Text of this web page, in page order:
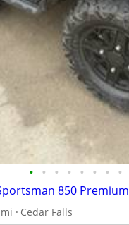
• • • • • • • •
850 Premium
Cedar Falls